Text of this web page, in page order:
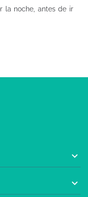
la noche, antes de ir

